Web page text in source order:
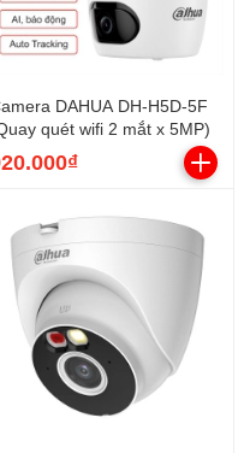
DAHUA DH-H5D-5F
quét wifi 2 mắt x 5MP)